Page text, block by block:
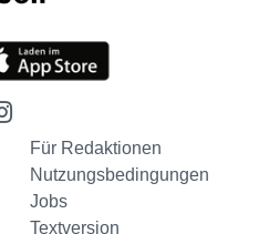
Für Redaktionen
Nutzungsbedingungen
Jobs
Textversion